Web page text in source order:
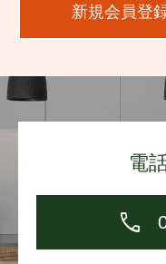
新規会員登
電